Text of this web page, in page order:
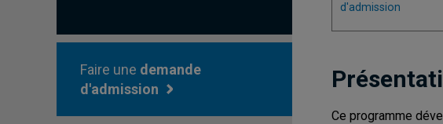
Faire une demande
d'admission
d'admission
Ce programme